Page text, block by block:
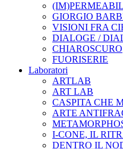
GIORGIO
VISIONI FRA
DIALOGE /
CHIAROSCURO
FUORISERIE
Laboratori
ARTLAB
ART LAB
CASPITA CHE
ARTE
I-CONE, IL
DENTRO IL